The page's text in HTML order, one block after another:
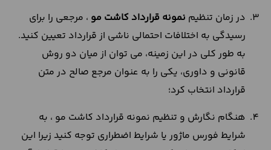
در زمان تنظیم نمونه قرارداد کاشت مو ، مرجعی را برای
رسیدگی به اختلافات احتمالی ناشی از قرارداد تعیین کنید.
به طور کلی در این زمینه، می توان از میان دو روش
قانونی و داوری، یکی را به عنوان مرجع صالح در متن
قرارداد انتخاب کرد؛
هنگام نگارش و تنظیم نمونه قرارداد کاشت مو ، به
شرایط فورس ماژور یا شرایط اضطراری توجه کنید زیرا این